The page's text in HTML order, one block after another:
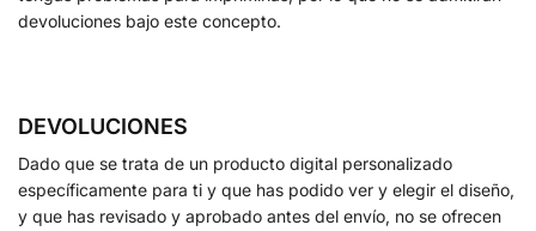
devoluciones bajo este concepto.
DEVOLUCIONES
Dado que se trata de un producto digital personalizado
específicamente para ti y que has podido ver y elegir el diseño,
y que has revisado y aprobado antes del envío, no se ofrecen